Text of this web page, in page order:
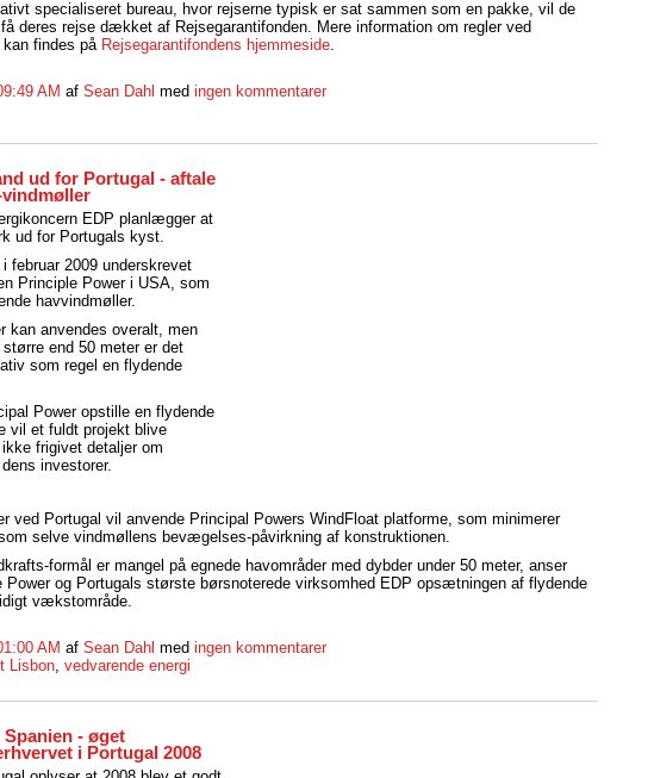
specialiseret bureau, hvor rejserne typisk er sat sammen som en pakke, vil de
deres rejse dækket af Rejsegarantifonden. Mere information om regler ved
kan findes på Rejsegarantifondens hjemmeside
AM af Sean Dahl med ingen kommentarer
ud for Portugal - aftale
EDP planlægger at
ud for Portugals kyst.
i februar 2009 underskrevet
Principle Power i USA, som
havvindmøller.
kan anvendes overalt, men
end 50 meter er det
som regel en flydende
Power opstille en flydende
vil et fuldt projekt blive
frigivet detaljer om
investorer.
ved Portugal vil anvende Principal Powers WindFloat platforme, som minimerer
selve vindmøllens bevægelses-påvirkning af konstruktionen.
formål er mangel på egnede havområder med dybder under 50 meter, anser
Power og Portugals største børsnoterede virksomhed EDP opsætningen af flydende
vækstområde.
AM af Sean Dahl med ingen kommentarer
Lisbon, vedvarende energi
- øget
i Portugal 2008